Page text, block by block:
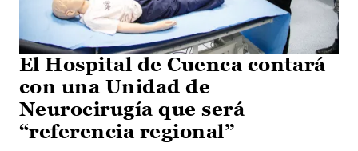
El Hospital de Cuenca contará
con una Unidad de
Neurocirugía que será
“referencia regional”